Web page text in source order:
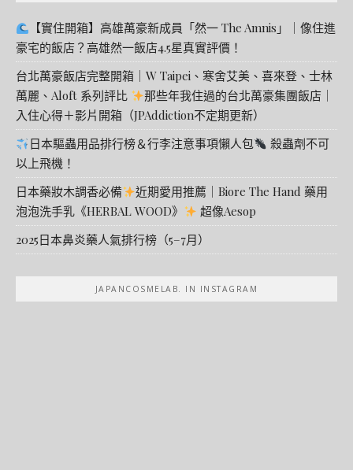
【實住開箱】高雄萬豪新成員「然一 The Amnis」｜像住進
豪宅的飯店？高雄然一飯店4.5星真實評價！
台北萬豪飯店完整開箱｜W Taipei、寒舍艾美、喜來登、士林
萬麗、Aloft 系列評比
那些年我住過的台北萬豪集團飯店｜
入住心得＋影片開箱（JPAddiction不定期更新）
日本驅蟲用品排行榜＆行李注意事項懶人包
殺蟲劑不可
以上飛機！
日本藥妝木調香必備
近期愛用推薦｜Biore The Hand 藥用
泡泡洗手乳《HERBAL WOOD》
超像Aesop
2025日本鼻炎藥人氣排行榜（5–7月）
JAPANCOSMELAB. IN INSTAGRAM